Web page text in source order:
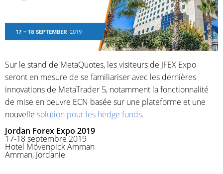
Sur le stand de MetaQuotes, les visiteurs de JFEX Expo
seront en mesure de se familiariser avec les dernières
innovations de MetaTrader 5, notamment la fonctionnalité
de mise en oeuvre ECN basée sur une plateforme et une
nouvelle solution pour les hedge funds.
Jordan Forex Expo 2019
17-18 septembre 2019
Hotel Mövenpick Amman
Amman, Jordanie